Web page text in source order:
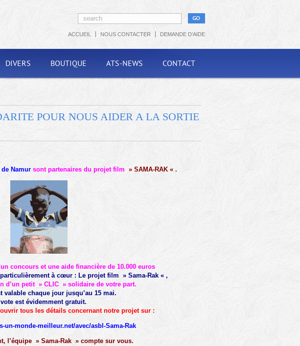
ACCUEIL NOUS CONTACTER DEMANDE D’AIDE
DIVERS BOUTIQUE ATS-NEWS CONTACT
POUR NOUS AIDER A LA SORTIE
Namur sont partenaires du projet film » SAMA-RAK « .
concours et une aide financière de 10.000 euros
à cœur : Le projet film » Sama-Rak « ,
d’un petit » CLIC » solidaire de votre part.
valable chaque jour jusqu’au 15 mai.
vote est évidemment gratuit.
tous les détails concernant notre projet sur :
un-monde-meilleur.net/avec/asbl-Sama-Rak
l’équipe » Sama-Rak » compte sur vous.